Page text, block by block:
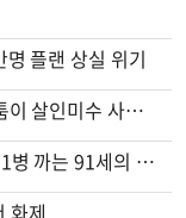
플랜 상실 위기
잠수 중 공기 끊었다? 랍스터 자리 다툼이 살인미수 사건으로
“술에 이것 한방울 넣어라” 매일 소주 1병 까는 91세의 철칙
화제